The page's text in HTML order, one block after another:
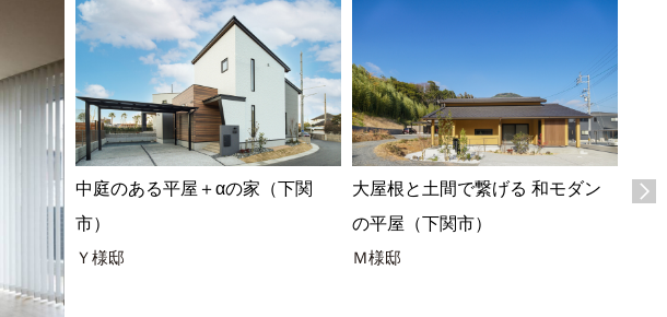
中庭のある平屋＋αの家（下関
市）
Ｙ様邸
大屋根と土間で繋げる 和モダン
の平屋（下関市）
Ｍ様邸